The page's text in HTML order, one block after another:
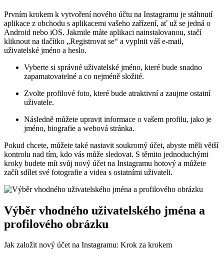
Prvním krokem k vytvoření nového účtu na Instagramu je stáhnutí
aplikace z obchodu s aplikacemi vašeho zařízení, ať už se jedná o
Android nebo iOS. Jakmile máte aplikaci nainstalovanou, stačí
kliknout na tlačítko „Registrovat se“ a vyplnit váš e-mail,
uživatelské jméno a heslo.
Vyberte si správné uživatelské jméno, které bude snadno
zapamatovatelné a co nejméně složité.
Zvolte profilové foto, které bude atraktivní a zaujme ostatní
uživatele.
Následně můžete upravit informace o vašem profilu, jako je
jméno, biografie a webová stránka.
Pokud chcete, můžete také nastavit soukromý účet, abyste měli větší
kontrolu nad tím, kdo vás může sledovat. S těmito jednoduchými
kroky budete mít svůj nový účet na Instagramu hotový a můžete
začít sdílet své fotografie a videa s ostatními uživateli.
Výběr vhodného uživatelského jména a
profilového obrázku
Jak založit nový účet na Instagramu: Krok za krokem